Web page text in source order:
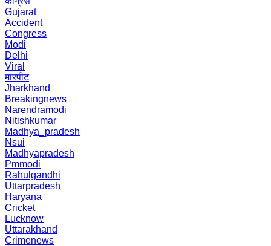
Gujarat
Accident
Congress
Modi
Delhi
Viral
मारपीट
Jharkhand
Breakingnews
Narendramodi
Nitishkumar
Madhya_pradesh
Nsui
Madhyapradesh
Pmmodi
Rahulgandhi
Uttarpradesh
Haryana
Cricket
Lucknow
Uttarakhand
Crimenews